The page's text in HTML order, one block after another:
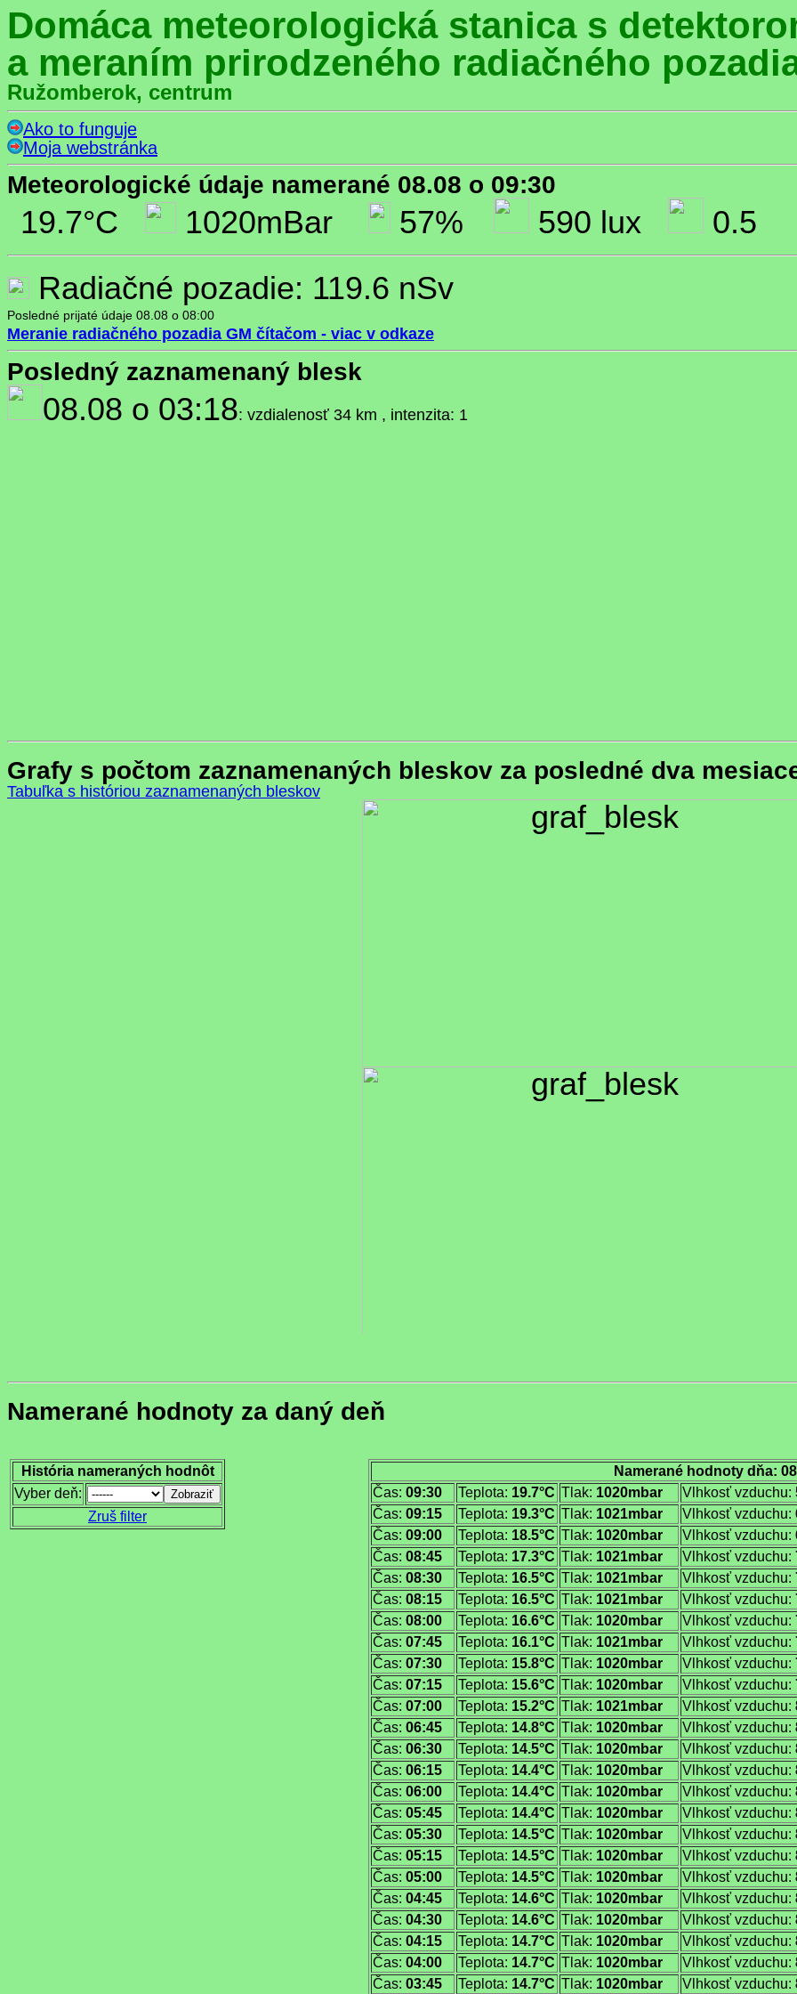
Domáca meteorologická stanica s
a meraním prirodzeného radiačného
Ružomberok, centrum
Ako to funguje
Moja webstránka
Meteorologické údaje namerané 08.08 o 09:30
19.7°C 1020mBar 57% 590 lux
0.5
Radiačné pozadie: 119.6 nSv
Posledné prijaté údaje 08.08 o 08:00
Meranie radiačného pozadia GM čítačom - viac v odkaze
Posledný zaznamenaný blesk
08.08 o 03:18: vzdialenosť 34 km , intenzita: 1
Grafy s počtom zaznamenaných bleskov za posledné dva
Tabuľka s históriou zaznamenaných bleskov
Namerané hodnoty za daný deň
História nameraných hodnôt
Vyber deň:
Zruš filter
Namerané hodnoty dňa:
Čas: 09:30 Teplota: 19.7°C Tlak: 1020mbar Vlhkosť vzduchu:
Čas: 09:15 Teplota: 19.3°C Tlak: 1021mbar Vlhkosť vzduchu:
Čas: 09:00 Teplota: 18.5°C Tlak: 1020mbar Vlhkosť vzduchu:
Čas: 08:45 Teplota: 17.3°C Tlak: 1021mbar Vlhkosť vzduchu:
Čas: 08:30 Teplota: 16.5°C Tlak: 1021mbar Vlhkosť vzduchu:
Čas: 08:15 Teplota: 16.5°C Tlak: 1021mbar Vlhkosť vzduchu:
Čas: 08:00 Teplota: 16.6°C Tlak: 1020mbar Vlhkosť vzduchu:
Čas: 07:45 Teplota: 16.1°C Tlak: 1021mbar Vlhkosť vzduchu:
Čas: 07:30 Teplota: 15.8°C Tlak: 1020mbar Vlhkosť vzduchu:
Čas: 07:15 Teplota: 15.6°C Tlak: 1020mbar Vlhkosť vzduchu:
Čas: 07:00 Teplota: 15.2°C Tlak: 1021mbar Vlhkosť vzduchu:
Čas: 06:45 Teplota: 14.8°C Tlak: 1020mbar Vlhkosť vzduchu:
Čas: 06:30 Teplota: 14.5°C Tlak: 1020mbar Vlhkosť vzduchu:
Čas: 06:15 Teplota: 14.4°C Tlak: 1020mbar Vlhkosť vzduchu:
Čas: 06:00 Teplota: 14.4°C Tlak: 1020mbar Vlhkosť vzduchu:
Čas: 05:45 Teplota: 14.4°C Tlak: 1020mbar Vlhkosť vzduchu:
Čas: 05:30 Teplota: 14.5°C Tlak: 1020mbar Vlhkosť vzduchu:
Čas: 05:15 Teplota: 14.5°C Tlak: 1020mbar Vlhkosť vzduchu:
Čas: 05:00 Teplota: 14.5°C Tlak: 1020mbar Vlhkosť vzduchu:
Čas: 04:45 Teplota: 14.6°C Tlak: 1020mbar Vlhkosť vzduchu:
Čas: 04:30 Teplota: 14.6°C Tlak: 1020mbar Vlhkosť vzduchu:
Čas: 04:15 Teplota: 14.7°C Tlak: 1020mbar Vlhkosť vzduchu:
Čas: 04:00 Teplota: 14.7°C Tlak: 1020mbar Vlhkosť vzduchu:
Čas: 03:45 Teplota: 14.7°C Tlak: 1020mbar Vlhkosť vzduchu: